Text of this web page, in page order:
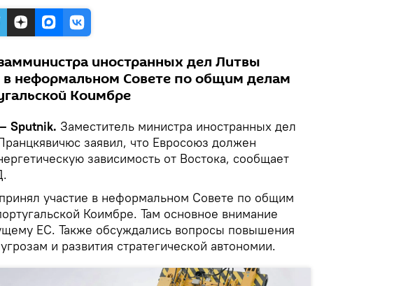
иностранных дел Литвы
в неформальном Совете по общим делам
Коимбре
Sputnik. Заместитель министра иностранных дел
заявил, что Евросоюз должен
зависимость от Востока, сообщает
участие в неформальном Совете по общим
Коимбре. Там основное внимание
ЕС. Также обсуждались вопросы повышения
и развития стратегической автономии.